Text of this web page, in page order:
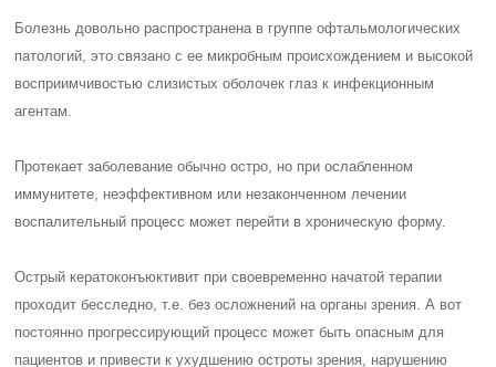
Болезнь довольно распространена в группе офтальмологических
патологий, это связано с ее микробным происхождением и высокой
восприимчивостью слизистых оболочек глаз к инфекционным
агентам.
Протекает заболевание обычно остро, но при ослабленном
иммунитете, неэффективном или незаконченном лечении
воспалительный процесс может перейти в хроническую форму.
Острый кератоконъюктивит при своевременно начатой терапии
проходит бесследно, т.е. без осложнений на органы зрения. А вот
постоянно прогрессирующий процесс может быть опасным для
пациентов и привести к ухудшению остроты зрения, нарушению